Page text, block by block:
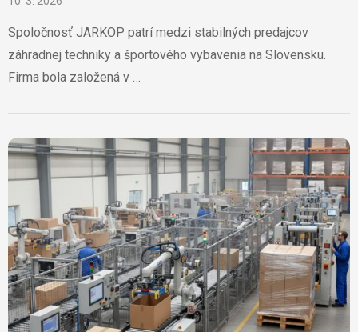
Spoločnosť JARKOP patrí medzi stabilných predajcov
záhradnej techniky a športového vybavenia na Slovensku.
Firma bola založená v …